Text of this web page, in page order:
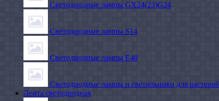
Светодиодные лампы GX24(23)G24
Светодиодные лампы S14
Светодиодные лампы Е40
Светодиодные лампы и светильники для
Лента светодиодная